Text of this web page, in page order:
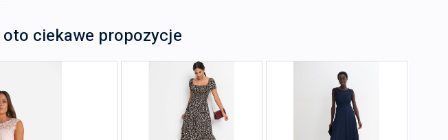
oto ciekawe propozycje